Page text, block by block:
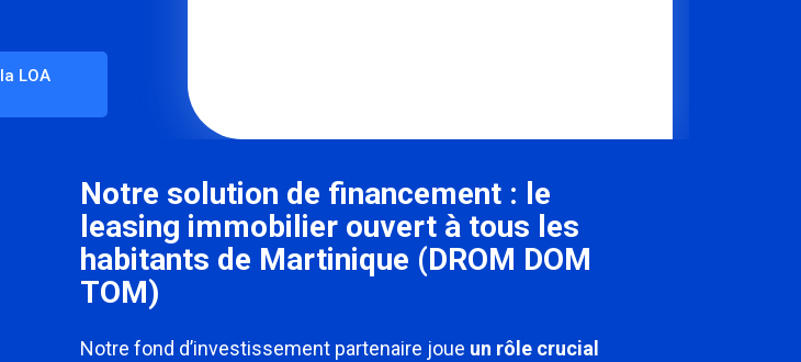
LOA
Notre solution de financement : le
leasing immobilier ouvert à tous les
habitants de Martinique (DROM DOM
TOM)
Notre fond d’investissement partenaire joue un rôle crucial